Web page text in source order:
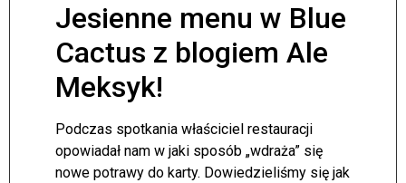
Jesienne menu w Blue
Cactus z blogiem Ale
Meksyk!
Podczas spotkania właściciel restauracji
opowiadał nam w jaki sposób „wdraża” się
nowe potrawy do karty. Dowiedzieliśmy się jak